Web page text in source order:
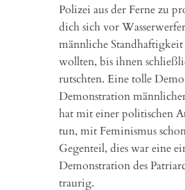
Polizei aus der Ferne zu
dich sich vor
männliche
wollten, bis ihnen
rutschten. Eine tolle
Demonstration
hat mit einer politischen
tun, mit Feminismus
Gegenteil, dies war eine
Demonstration des
traurig.